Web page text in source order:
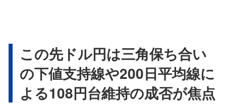
この先ドル円は三角保ち合い
の下値支持線や200日平均線に
よる108円台維持の成否が焦点